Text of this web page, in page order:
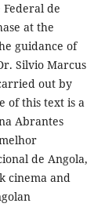
de
at the
guidance of
Silvio Marcus
out by
of this text is a
Abrantes
de Angola,
cinema and